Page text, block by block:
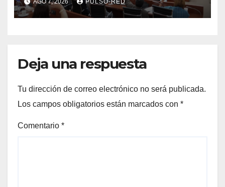
fiscalizables del ejercicio
fiscal 2025
AGO 7, 2026 PULSO-RED
Deja una respuesta
Tu dirección de correo electrónico no será publicada.
Los campos obligatorios están marcados con *
Comentario *